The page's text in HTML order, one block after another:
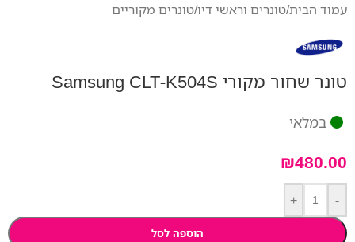
עמוד הבית/טונרים וראשי דיו/טונרים מקוריים
טונר שחור מקורי Samsung CLT-K504S
במלאי
₪480.00
-
+
הוספה לסל